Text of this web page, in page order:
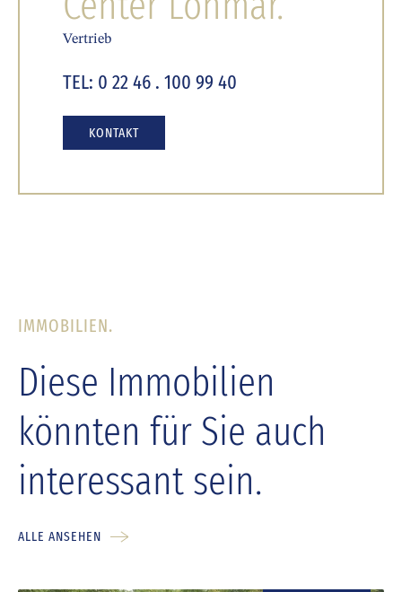
Vertrieb
TEL: 0 22 46 . 100 99 40
KONTAKT
IMMOBILIEN.
Diese Immobilien
könnten für Sie auch
interessant sein.
ALLE ANSEHEN